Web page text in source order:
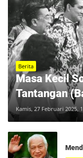
Berita
Masa Kecil
Tantangan
Kamis, 27 Februari 2025,